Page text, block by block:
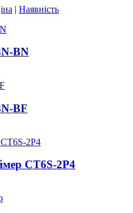
| Наявність
BN
BF
CT6S-2P4